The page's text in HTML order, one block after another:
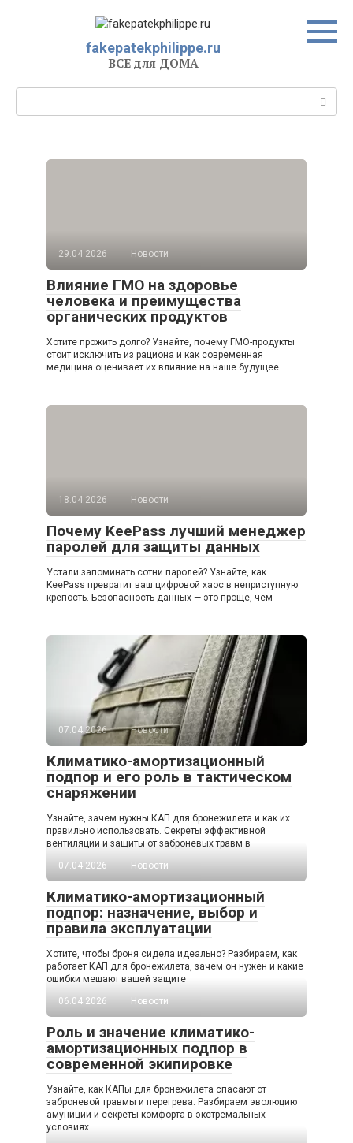
fakepatekphilippe.ru
ВСЕ для ДОМА
29.04.2026 Новости
Влияние ГМО на здоровье
человека и преимущества
органических продуктов
Хотите прожить долго? Узнайте, почему ГМО-продукты
стоит исключить из рациона и как современная
медицина оценивает их влияние на наше будущее.
18.04.2026 Новости
Почему KeePass лучший менеджер
паролей для защиты данных
Устали запоминать сотни паролей? Узнайте, как
KeePass превратит ваш цифровой хаос в неприступную
крепость. Безопасность данных — это проще, чем
07.04.2026 Новости
Климатико-амортизационный
подпор и его роль в тактическом
снаряжении
Узнайте, зачем нужны КАП для бронежилета и как их
правильно использовать. Секреты эффективной
вентиляции и защиты от заброневых травм в
07.04.2026
Новости
Климатико-амортизационный
подпор: назначение, выбор и
правила эксплуатации
Хотите, чтобы броня сидела идеально? Разбираем, как
работает КАП для бронежилета, зачем он нужен и какие
ошибки мешают вашей защите
06.04.2026
Новости
Роль и значение климатико-
амортизационных подпор в
современной экипировке
Узнайте, как КАПы для бронежилета спасают от
заброневой травмы и перегрева. Разбираем эволюцию
амуниции и секреты комфорта в экстремальных
условиях.